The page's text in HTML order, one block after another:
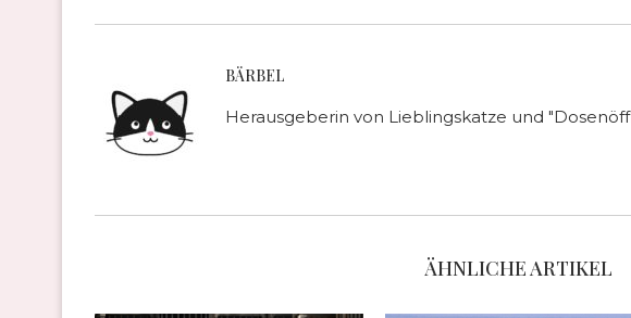
BÄRBEL
Herausgeberin von Lieblingskatze und
ÄHNLICHE ARTIKEL